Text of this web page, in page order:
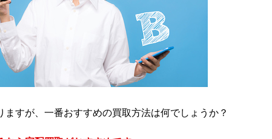
すが、一番おすすめの買取方法は何でしょうか？